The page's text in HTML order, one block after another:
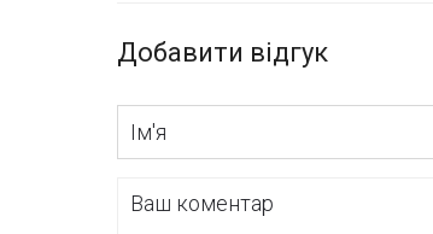
Добавити відгук